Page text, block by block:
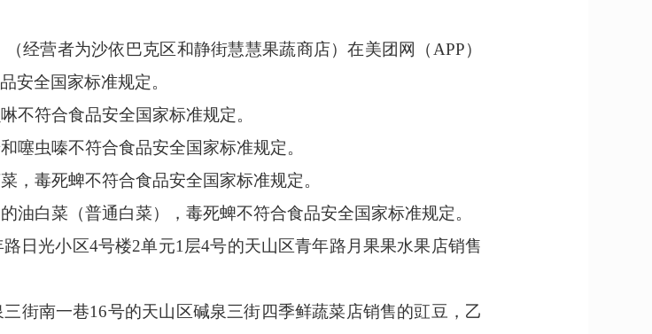
经营者为沙依巴克区和静街慧慧果蔬商店）在美团网（ APP）
安全国家标准规定。
不符合食品安全国家标准规定。
噻虫嗪不符合食品安全国家标准规定。
，毒死蜱不符合食品安全国家标准规定。
油白菜 （普通白菜）
，毒死蜱不符合食品安全国家标准规定。
日光小区4号楼2单元1层4号的天山区青年路月果果水果店销售
街南一巷16号的天山区碱泉三街四季鲜蔬菜店销售的豇豆 ，乙